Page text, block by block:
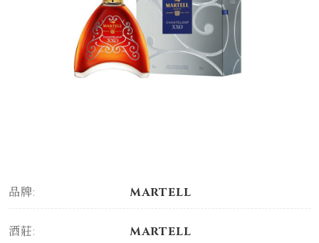
品牌: MARTELL
酒莊: MARTELL